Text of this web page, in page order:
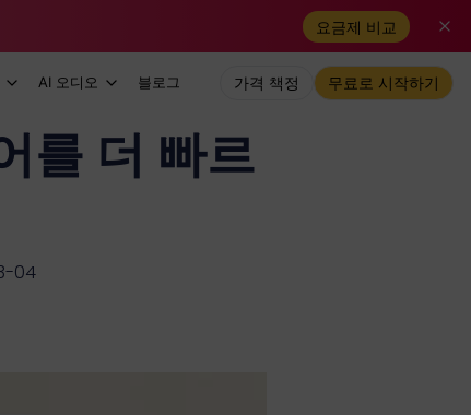
요금제 비교
AI 오디오 블로그 가격 책정 무료로 시작하기
를 더 빠르
04